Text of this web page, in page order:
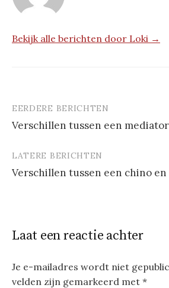
Bekijk alle berichten door Loki →
Berichtnavigatie
EERDERE BERICHTEN
Verschillen tussen een
LATERE BERICHTEN
Verschillen tussen een chino
Laat een reactie achter
Je e-mailadres wordt niet
velden zijn gemarkeerd met *